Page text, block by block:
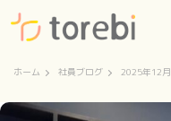
ホーム 社員ブログ 2025年12月